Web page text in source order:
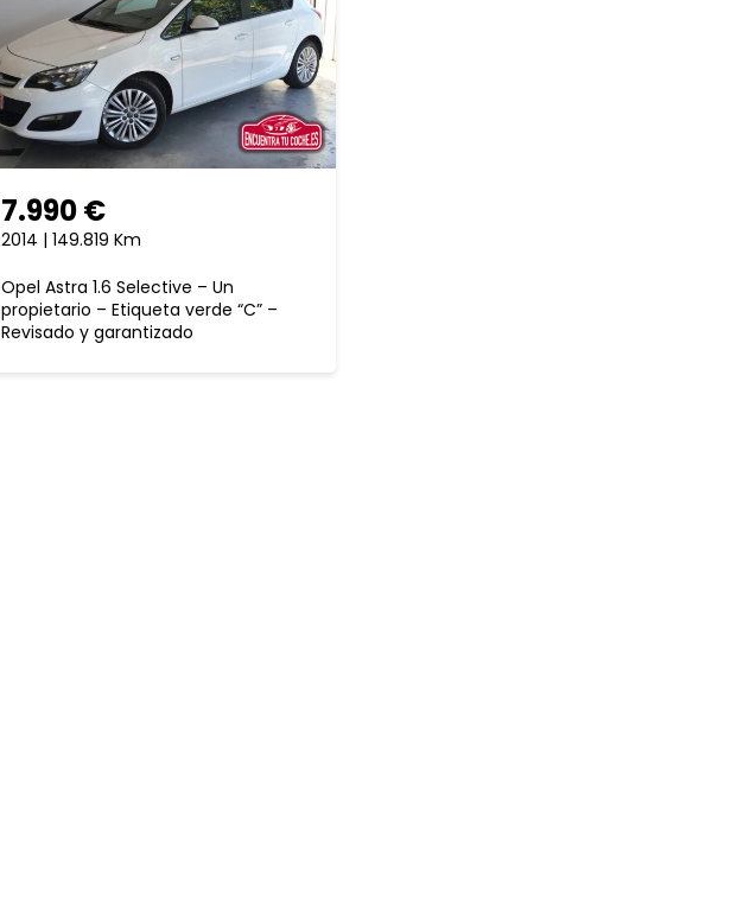
7.990 €
2014 | 149.819 Km
Opel Astra 1.6 Selective – Un
propietario – Etiqueta verde “C” –
Revisado y garantizado